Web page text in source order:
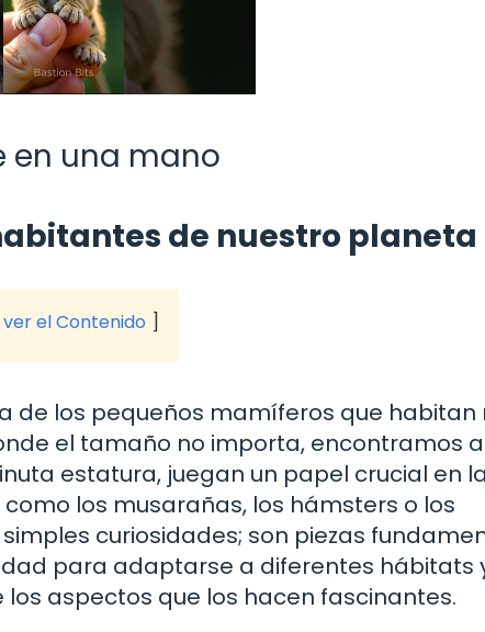
en una mano
de nuestro planeta
el Contenido
de los pequeños mamíferos que habitan
el tamaño no importa, encontramos
estatura, juegan un papel crucial en la
los musarañas, los hámsters o los
curiosidades; son piezas
para adaptarse a diferentes hábitats
aspectos que los hacen fascinantes.